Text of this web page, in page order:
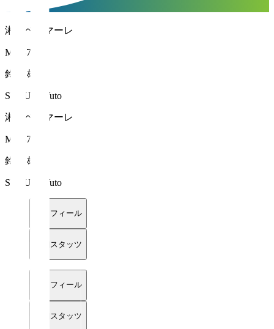
湘南ベルマーレ
MF 37
鈴木 雄斗
SUZUKI Yuto
湘南ベルマーレ
MF 37
鈴木 雄斗
SUZUKI Yuto
プロフィール
詳細スタッツ
プロフィール
詳細スタッツ